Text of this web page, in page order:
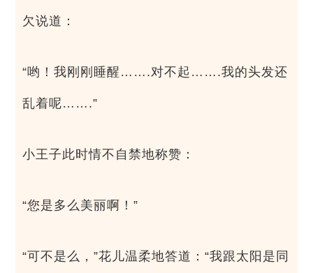
欠说道：
“哟！我刚刚睡醒…….对不起…….我的头发还
乱着呢…….”
小王子此时情不自禁地称赞：
“您是多么美丽啊！”
“可不是么，”花儿温柔地答道：“我跟太阳是同